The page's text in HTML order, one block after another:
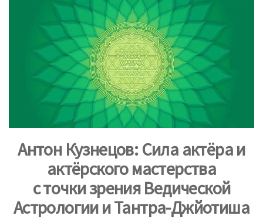
Антон Кузнецов: Сила актёра и
актёрского мастерства
с точки зрения Ведической
Астрологии и Тантра-Джйотиша